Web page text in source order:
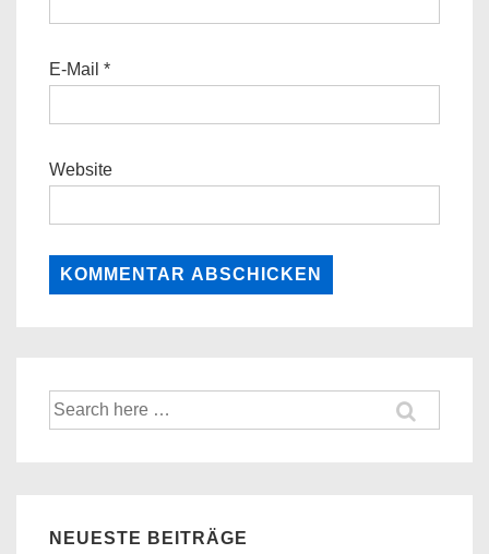
E-Mail *
Website
Suche
nach:
NEUESTE BEITRÄGE